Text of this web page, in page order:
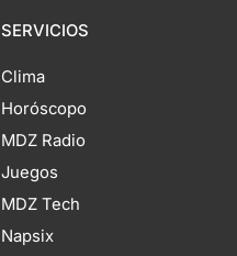
SERVICIOS
Clima
Horóscopo
MDZ Radio
Juegos
MDZ Tech
Napsix